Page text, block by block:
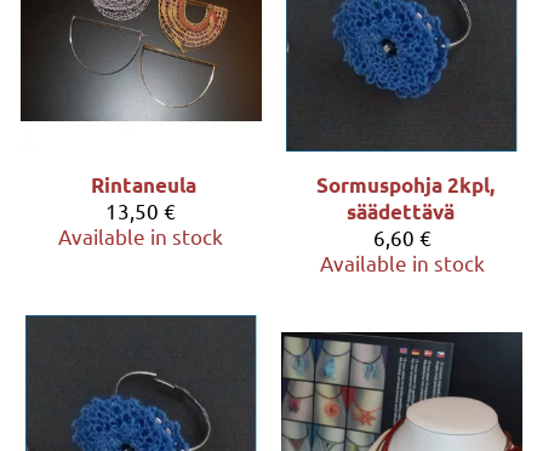
Rintaneula
13,50 €
Available in stock
Sormuspohja 2kpl,
säädettävä
6,60 €
Available in stock